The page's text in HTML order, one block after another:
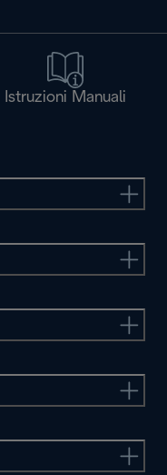
Istruzioni Manuali